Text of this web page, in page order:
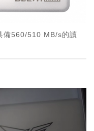
備560/510 MB/s的讀